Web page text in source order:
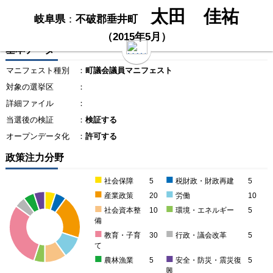
岐阜県： 不破郡垂井町 太田 佳祐
（2015年5月）
基本データ
マニフェスト種別 ： 町議会議員マニフェスト
対象の選挙区
：
詳細ファイル
：
当選後の検証
： 検証する
オープンデータ化
： 許可する
政策注力分野
■ 社会保障 5 ■ 税財政・財政再建 5
■ 産業政策 20 ■ 労働 10
■ 社会資本整
備
10 ■ 環境・エネルギー 5
■ 教育・子育
て
30 ■ 行政・議会改革 5
■ 農林漁業 5 ■ 安全・防災・震災復
興
5